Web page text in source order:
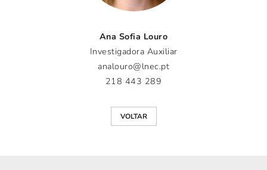
Ana Sofia Louro
Investigadora Auxiliar
analouro@lnec.pt
218 443 289
VOLTAR